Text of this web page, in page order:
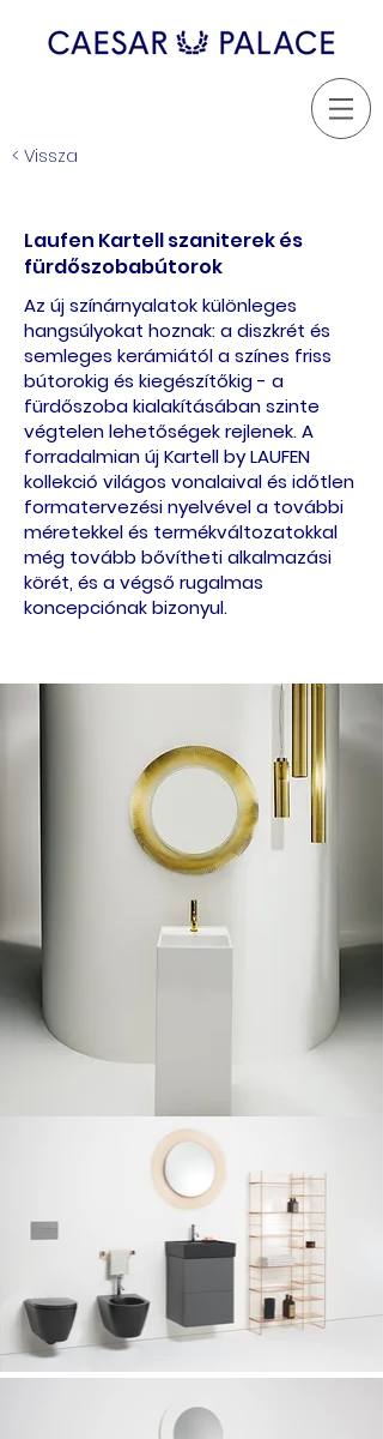
< Vissza
Laufen Kartell szaniterek és
fürdőszobabútorok
Az új színárnyalatok különleges
hangsúlyokat hoznak: a diszkrét és
semleges kerámiától a színes friss
bútorokig és kiegészítőkig - a
fürdőszoba kialakításában szinte
végtelen lehetőségek rejlenek. A
forradalmian új Kartell by LAUFEN
kollekció világos vonalaival és időtlen
formatervezési nyelvével a további
méretekkel és termékváltozatokkal
még tovább bővítheti alkalmazási
körét, és a végső rugalmas
koncepciónak bizonyul.